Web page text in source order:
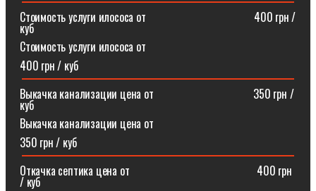
Стоимость услуги илососа от⠀⠀⠀⠀⠀⠀⠀⠀⠀⠀⠀⠀⠀400 грн /
куб
Стоимость услуги илососа от
400 грн / куб
Выкачка канализации цена от⠀⠀⠀⠀⠀⠀⠀⠀⠀⠀⠀⠀350 грн /
куб
Выкачка канализации цена от
350 грн / куб
Откачка септика цена от ⠀⠀⠀⠀⠀⠀⠀⠀⠀⠀⠀⠀⠀⠀⠀400 грн
/ куб